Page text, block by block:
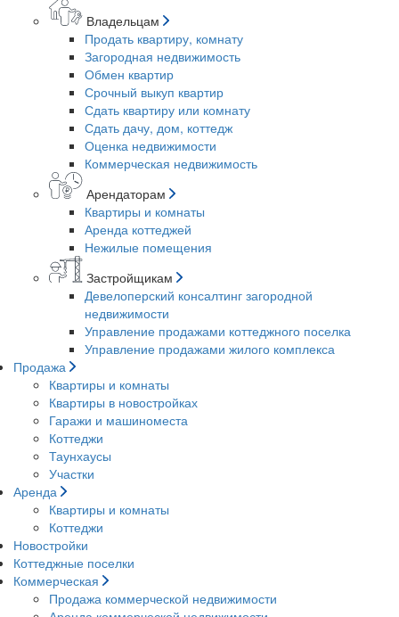
Владельцам
Продать квартиру, комнату
Загородная недвижимость
Обмен квартир
Срочный выкуп квартир
Сдать квартиру или комнату
Сдать дачу, дом, коттедж
Оценка недвижимости
Коммерческая недвижимость
Арендаторам
Квартиры и комнаты
Аренда коттеджей
Нежилые помещения
Застройщикам
Девелоперский консалтинг загородной
недвижимости
Управление продажами коттеджного поселка
Управление продажами жилого комплекса
Продажа
Квартиры и комнаты
Квартиры в новостройках
Гаражи и машиноместа
Коттеджи
Таунхаусы
Участки
Аренда
Квартиры и комнаты
Коттеджи
Новостройки
Коттеджные поселки
Коммерческая
Продажа коммерческой недвижимости